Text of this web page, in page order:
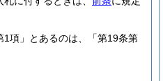
1項」とあるのは、「第19条第